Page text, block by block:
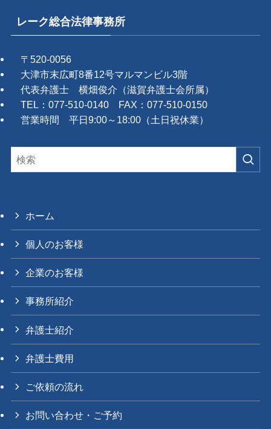
レーク総合法律事務所
〒520-0056
大津市末広町8番12号マルマンビル3階
代表弁護士 横畑俊介（滋賀弁護士会所属）
TEL：077-510-0140 FAX：077-510-0150
営業時間 平日9:00～18:00（土日祝休業）
ホーム
個人のお客様
企業のお客様
事務所紹介
弁護士紹介
弁護士費用
ご依頼の流れ
お問い合わせ・ご予約